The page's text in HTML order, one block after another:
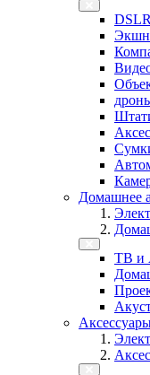
Домашнее
ТВ и